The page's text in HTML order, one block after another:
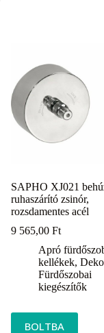
SAPHO XJ021
ruhaszárító zsinór,
rozsdamentes acél
9 565,00Ft
Apró
kellékek,
Fürdőszobai
kiegészítők
BOLTBA